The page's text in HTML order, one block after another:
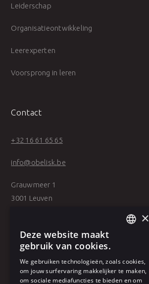
Leiderschap
Organisatieontwikkeling
Leerexperten
Voorsprong in leren
Contact
+32 16 61 65 65
info@obelisk.be
Grauwmeer 1
3001 Leuven
2600 Antwerpen
FRENCH
×
Deze website maakt
gebruik van cookies.
We gebruiken technologieën, zoals cookies,
om jouw surfervaring makkelijker te maken,
om sociale mediafuncties te bieden en om